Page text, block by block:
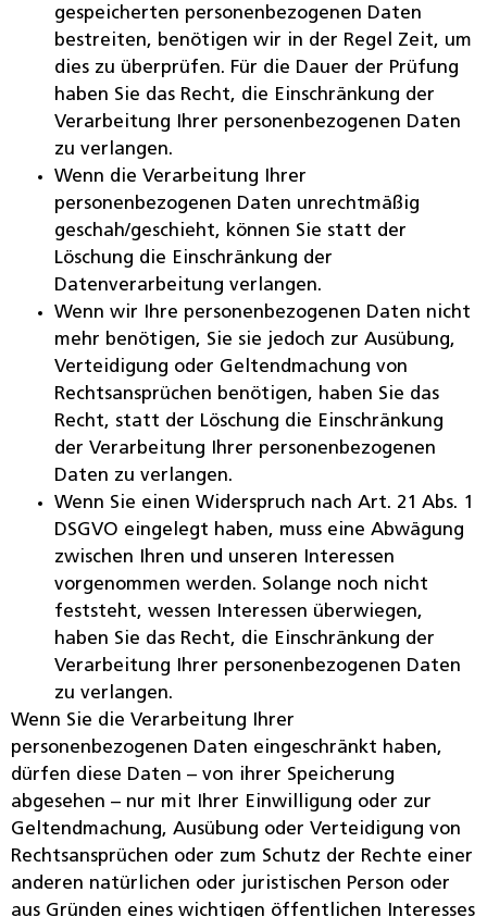
gespeicherten personenbezogenen Daten
bestreiten, benötigen wir in der Regel Zeit, um
dies zu überprüfen. Für die Dauer der Prüfung
haben Sie das Recht, die Einschränkung der
Verarbeitung Ihrer personenbezogenen Daten
zu verlangen.
Wenn die Verarbeitung Ihrer
personenbezogenen Daten unrechtmäßig
geschah/geschieht, können Sie statt der
Löschung die Einschränkung der
Datenverarbeitung verlangen.
Wenn wir Ihre personenbezogenen Daten nicht
mehr benötigen, Sie sie jedoch zur Ausübung,
Verteidigung oder Geltendmachung von
Rechtsansprüchen benötigen, haben Sie das
Recht, statt der Löschung die Einschränkung
der Verarbeitung Ihrer personenbezogenen
Daten zu verlangen.
Wenn Sie einen Widerspruch nach Art. 21 Abs. 1
DSGVO eingelegt haben, muss eine Abwägung
zwischen Ihren und unseren Interessen
vorgenommen werden. Solange noch nicht
feststeht, wessen Interessen überwiegen,
haben Sie das Recht, die Einschränkung der
Verarbeitung Ihrer personenbezogenen Daten
zu verlangen.
Wenn Sie die Verarbeitung Ihrer
personenbezogenen Daten eingeschränkt haben,
dürfen diese Daten – von ihrer Speicherung
abgesehen – nur mit Ihrer Einwilligung oder zur
Geltendmachung, Ausübung oder Verteidigung von
Rechtsansprüchen oder zum Schutz der Rechte einer
anderen natürlichen oder juristischen Person oder
aus Gründen eines wichtigen öffentlichen Interesses